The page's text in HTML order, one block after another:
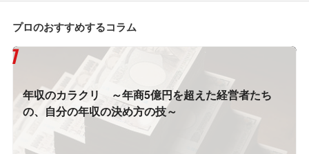
プロのおすすめするコラム
年収のカラクリ ～年商5億円を超えた経営者たち
の、自分の年収の決め方の技～